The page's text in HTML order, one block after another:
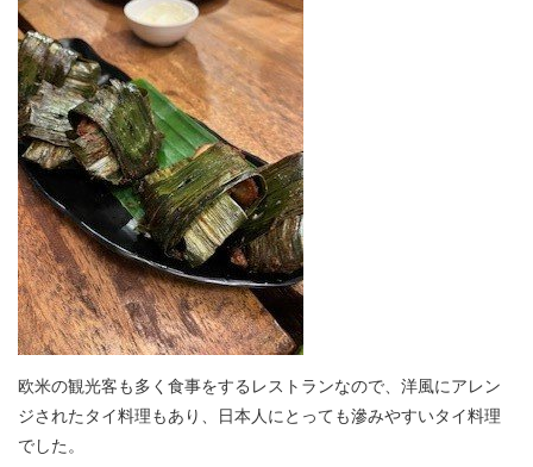
欧米の観光客も多く食事をするレストランなので、洋風にアレン
ジされたタイ料理もあり、日本人にとっても滲みやすいタイ料理
でした。